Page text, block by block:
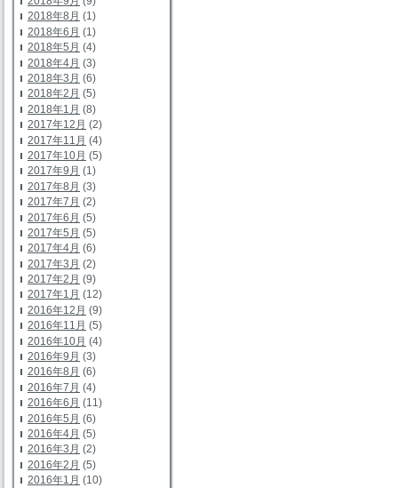
2018年8月 (1)
2018年6月 (1)
2018年5月 (4)
2018年4月 (3)
2018年3月 (6)
2018年2月 (5)
2018年1月 (8)
2017年12月 (2)
2017年11月 (4)
2017年10月 (5)
2017年9月 (1)
2017年8月 (3)
2017年7月 (2)
2017年6月 (5)
2017年5月 (5)
2017年4月 (6)
2017年3月 (2)
2017年2月 (9)
2017年1月 (12)
2016年12月 (9)
2016年11月 (5)
2016年10月 (4)
2016年9月 (3)
2016年8月 (6)
2016年7月 (4)
2016年6月 (11)
2016年5月 (6)
2016年4月 (5)
2016年3月 (2)
2016年2月 (5)
2016年1月 (10)